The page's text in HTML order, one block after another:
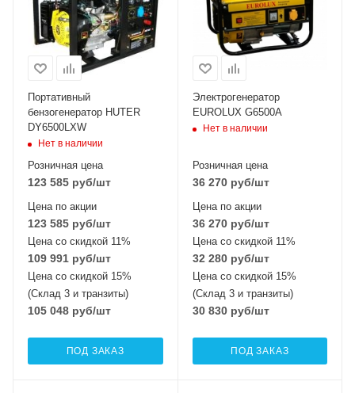
Портативный
бензогенератор HUTER
DY6500LXW
Нет в наличии
Розничная цена
123 585 руб/шт
Цена по акции
123 585 руб/шт
Цена со скидкой 11%
109 991 руб/шт
Цена со скидкой 15%
(Склад 3 и транзиты)
105 048 руб/шт
ПОД ЗАКАЗ
Электрогенератор
EUROLUX G6500A
Нет в наличии
Розничная цена
36 270руб/шт
Цена по акции
36 270руб/шт
Цена со скидкой 11%
32 280руб/шт
Цена со скидкой 15%
(Склад 3 и транзиты)
30 830руб/шт
ПОД ЗАКАЗ